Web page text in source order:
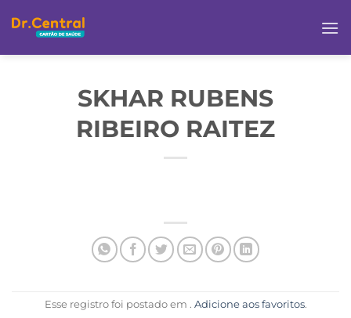
SKHAR RUBENS
RIBEIRO RAITEZ
Esse registro foi postado em . Adicione aos favoritos.